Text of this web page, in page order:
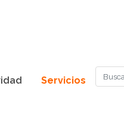
Servicios